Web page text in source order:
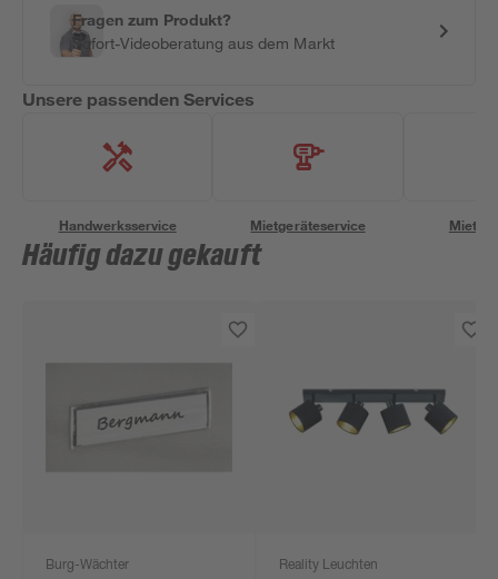
Fragen zum Produkt?
Sofort-Videoberatung aus dem Markt
Unsere passenden Services
Handwerksservice Mietgeräteservice
Häufig dazu gekauft
Burg-Wächter Reality Leuchten